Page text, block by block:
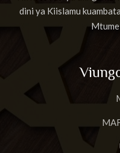
dini ya Kiislamu